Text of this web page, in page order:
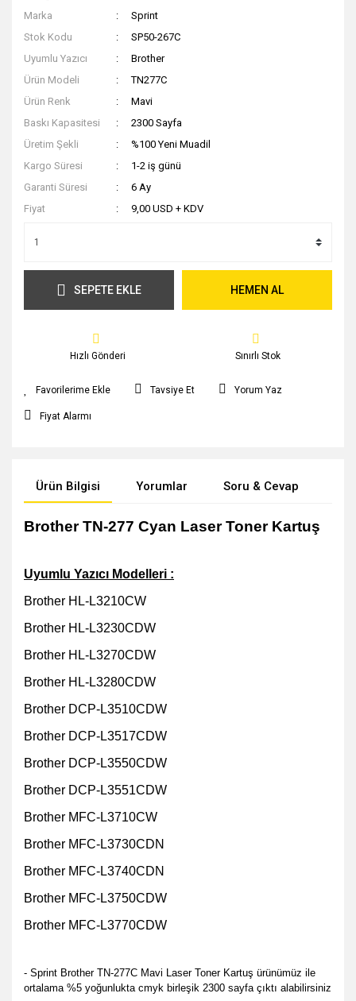
Marka
Sprint
Stok Kodu
SP50-267C
Uyumlu Yazıcı
Brother
Ürün Modeli
TN277C
Ürün Renk
Mavi
Baskı Kapasitesi
2300 Sayfa
Üretim Şekli
%100 Yeni Muadil
Kargo Süresi
1-2 iş günü
Garanti Süresi
6 Ay
Fiyat
9,00 USD + KDV
SEPETE EKLE HEMEN AL
Hızlı Gönderi Sınırlı Stok
Tavsiye Et Yorum Yaz
Fiyat Alarmı
Ürün Bilgisi Yorumlar Soru & Cevap
Brother TN-277 Cyan Laser Toner Kartuş
Uyumlu Yazıcı Modelleri :
Brother HL-L3210CW
Brother HL-L3230CDW
Brother HL-L3270CDW
Brother HL-L3280CDW
Brother DCP-L3510CDW
Brother DCP-L3517CDW
Brother DCP-L3550CDW
Brother DCP-L3551CDW
Brother MFC-L3710CW
Brother MFC-L3730CDN
Brother MFC-L3740CDN
Brother MFC-L3750CDW
Brother MFC-L3770CDW
- Sprint Brother TN-277C Mavi Laser Toner Kartuş ürünümüz ile
ortalama %5 yoğunlukta cmyk birleşik 2300 sayfa çıktı alabilirsiniz